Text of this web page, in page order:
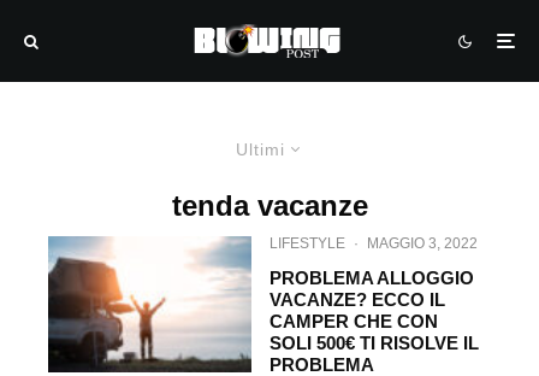
Ultimi
tenda vacanze
LIFESTYLE · MAGGIO 3, 2022
PROBLEMA ALLOGGIO
VACANZE? ECCO IL
CAMPER CHE CON
SOLI 500€ TI RISOLVE IL
PROBLEMA